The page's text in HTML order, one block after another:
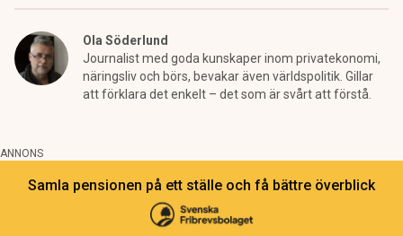
Ola Söderlund
Journalist med goda kunskaper inom privatekonomi,
näringsliv och börs, bevakar även världspolitik. Gillar
att förklara det enkelt – det som är svårt att förstå.
ANNONS
Samla pensionen på ett ställe och få bättre överblick